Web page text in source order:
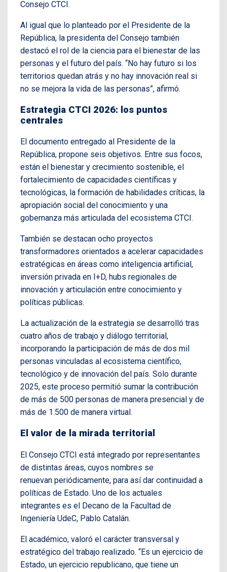
Consejo CTCI.
Al igual que lo planteado por el Presidente de la
República, la presidenta del Consejo también
destacó el rol de la ciencia para el bienestar de las
personas y el futuro del país. “No hay futuro si los
territorios quedan atrás y no hay innovación real si
no se mejora la vida de las personas”, afirmó.
Estrategia CTCI 2026: los puntos
centrales
El documento entregado al Presidente de la
República, propone seis objetivos. Entre sus focos,
están el bienestar y crecimiento sostenible, el
fortalecimiento de capacidades científicas y
tecnológicas, la formación de habilidades críticas, la
apropiación social del conocimiento y una
gobernanza más articulada del ecosistema CTCI.
También se destacan ocho proyectos
transformadores orientados a acelerar capacidades
estratégicas en áreas como inteligencia artificial,
inversión privada en I+D, hubs regionales de
innovación y articulación entre conocimiento y
políticas públicas.
La actualización de la estrategia se desarrolló tras
cuatro años de trabajo y diálogo territorial,
incorporando la participación de más de dos mil
personas vinculadas al ecosistema científico,
tecnológico y de innovación del país. Solo durante
2025, este proceso permitió sumar la contribución
de más de 500 personas de manera presencial y de
más de 1.500 de manera virtual.
El valor de la mirada territorial
El Consejo CTCI está integrado por representantes
de distintas áreas, cuyos nombres se
renuevan periódicamente, para así dar continuidad a
políticas de Estado. Uno de los actuales
integrantes es el Decano de la Facultad de
Ingeniería UdeC, Pablo Catalán.
El académico, valoró el carácter transversal y
estratégico del trabajo realizado. “Es un ejercicio de
Estado, un ejercicio republicano, que tiene un